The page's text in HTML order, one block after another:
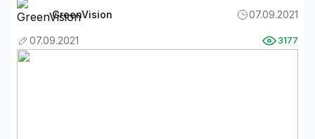
GreenVision 07.09.2021
07.09.2021 3177